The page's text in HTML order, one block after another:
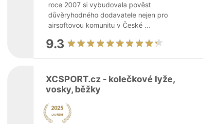
roce 2007 si vybudovala pověst
důvěryhodného dodavatele nejen pro
airsoftovou komunitu v České ...
9.3
XCSPORT.cz - kolečkové lyže,
vosky, běžky